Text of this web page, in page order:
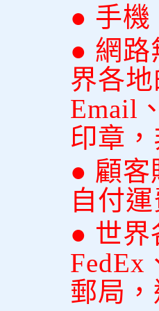
● 手機
● 網路
界各
Email
印章
● 顧客
自付
● 世界
FedEx
郵局